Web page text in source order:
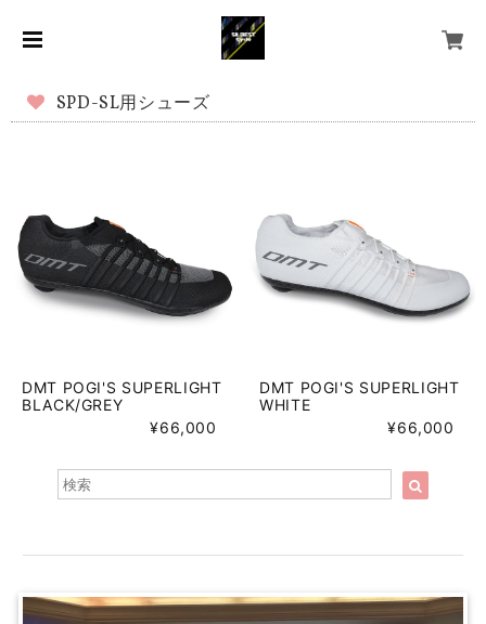
SPD-SL用シューズ
DMT POGI'S SUPERLIGHT
BLACK/GREY
¥66,000
DMT POGI'S SUPERLIGHT
WHITE
¥66,000